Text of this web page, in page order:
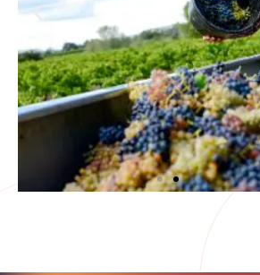
Viticultura